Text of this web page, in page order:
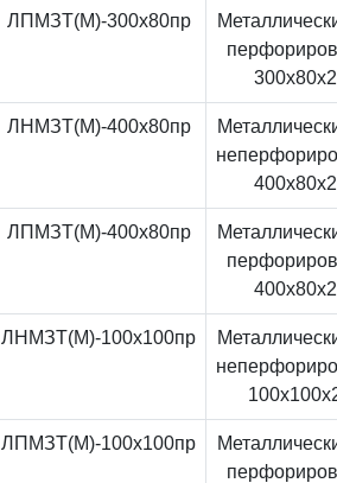
ЛПМЗТ(М)-300x80пр
ЛНМЗТ(М)-400x80пр
ЛПМЗТ(М)-400x80пр
ЛНМЗТ(М)-100x100пр
ЛПМЗТ(М)-100x100пр